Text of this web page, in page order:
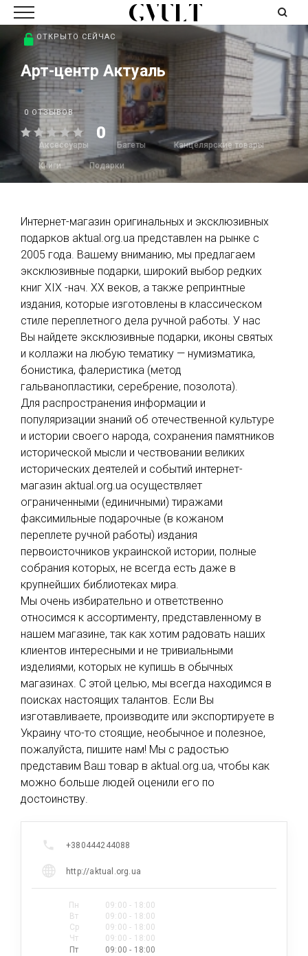
ОТКРЫТО СЕЙЧАС
Арт-центр Актуаль
0 ОТЗЫВОВ
0
Аксессуары Багеты Канцелярские товары
Книги Подарки
Интернет-магазин оригинальных и эксклюзивных
подарков аktual.org.ua представлен на рынке с
2005 года. Вашему вниманию, мы предлагаем
эксклюзивные подарки, широкий выбор редких
книг XIX -нач. XX веков, а также репринтные
издания, которые изготовлены в классическом
стиле переплетного дела ручной работы. У нас
Вы найдете эксклюзивные подарки, иконы святых
и коллажи на любую тематику — нумизматика,
бонистика, фалеристика (метод
гальванопластики, серебрение, позолота).
Для распространения информации и
популяризации знаний об отечественной культуре
и истории своего народа, сохранения памятников
исторической мысли и чествовании великих
исторических деятелей и событий интернет-
магазин аktual.org.ua осуществляет
ограниченными (единичными) тиражами
факсимильные подарочные (в кожаном
переплете ручной работы) издания
первоисточников украинской истории, полные
собрания которых, не всегда есть даже в
крупнейших библиотеках мира.
Мы очень избирательно и ответственно
относимся к ассортименту, представленному в
нашем магазине, так как хотим радовать наших
клиентов интересными и не тривиальными
изделиями, которых не купишь в обычных
магазинах. С этой целью, мы всегда находимся в
поисках настоящих талантов. Если Вы
изготавливаете, производите или экспортируете в
Украину что-то стоящие, необычное и полезное,
пожалуйста, пишите нам! Мы с радостью
представим Ваш товар в аktual.org.ua, чтобы как
можно больше людей оценили его по
достоинству.
+380444244088
http://aktual.org.ua
Пн
09:00 - 18:00
Вт
09:00 - 18:00
Ср
09:00 - 18:00
Чт
09:00 - 18:00
Пт
09:00 - 18:00